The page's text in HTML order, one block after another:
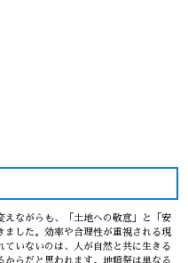
えながらも、「土地への敬意」と「安
ました。効率や合理性が重視される現
いないのは、人が自然と共に生きる
らだと思われます。地鎮祭は単なる